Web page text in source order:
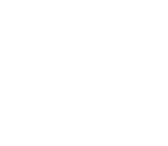
adaptée, vous avez la certitude d’obtenir un
coupes à adopter